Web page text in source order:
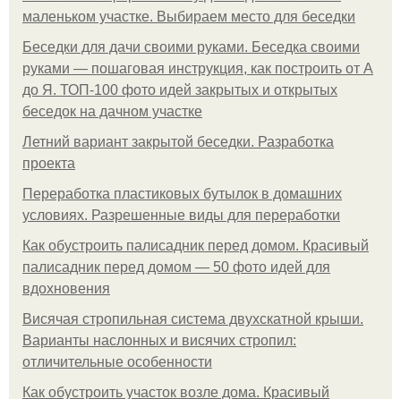
маленьком участке. Выбираем место для беседки
Беседки для дачи своими руками. Беседка своими
руками — пошаговая инструкция, как построить от А
до Я. ТОП-100 фото идей закрытых и открытых
беседок на дачном участке
Летний вариант закрытой беседки. Разработка
проекта
Переработка пластиковых бутылок в домашних
условиях. Разрешенные виды для переработки
Как обустроить палисадник перед домом. Красивый
палисадник перед домом — 50 фото идей для
вдохновения
Висячая стропильная система двухскатной крыши.
Варианты наслонных и висячих стропил:
отличительные особенности
Как обустроить участок возле дома. Красивый